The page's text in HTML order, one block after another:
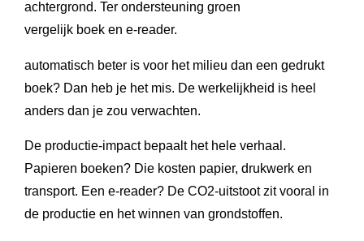
automatisch beter is voor het milieu dan een gedrukt
boek? Dan heb je het mis. De werkelijkheid is heel
anders dan je zou verwachten.
De productie-impact bepaalt het hele verhaal.
Papieren boeken? Die kosten papier, drukwerk en
transport. Een e-reader? De CO2-uitstoot zit vooral in
de productie en het winnen van grondstoffen.